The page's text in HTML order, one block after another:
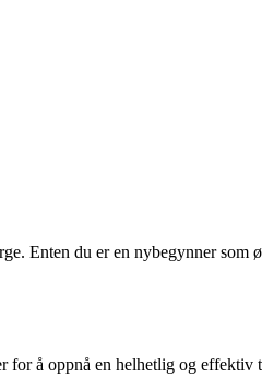
Enten du er en nybegynner som
å oppnå en helhetlig og